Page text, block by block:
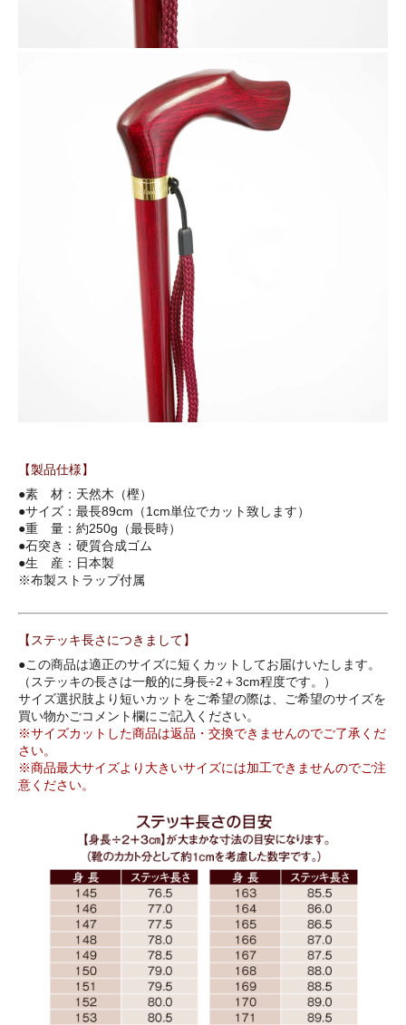
【製品仕様】
●素 材：天然木（樫）
●サイズ：最長89cm（1cm単位でカット致します）
●重 量：約250g（最長時）
●石突き：硬質合成ゴム
●生 産：日本製
※布製ストラップ付属
【ステッキ長さにつきまして】
●この商品は適正のサイズに短くカットしてお届けいたします。
（ステッキの長さは一般的に身長÷2＋3cm程度です。）
サイズ選択肢より短いカットをご希望の際は、ご希望のサイズを
買い物かごコメント欄にご記入ください。
※サイズカットした商品は返品・交換できませんのでご了承くだ
さい。
※商品最大サイズより大きいサイズには加工できませんのでご注
意ください。